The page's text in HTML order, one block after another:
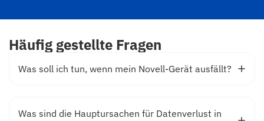
Häufig gestellte Fragen
Was soll ich tun, wenn mein Novell-Gerät ausfällt?
Was sind die Hauptursachen für Datenverlust in